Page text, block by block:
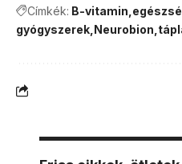
Címkék: B-vitamin
gyógyszerek Neurobion